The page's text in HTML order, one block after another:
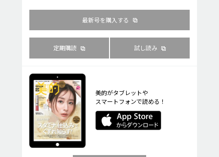
最新号を購入する
定期購読 試し読み
美的がタブレットや
スマートフォンで読める！